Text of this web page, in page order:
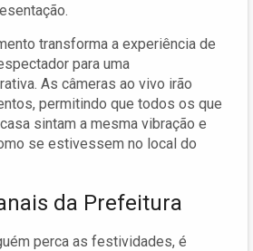
transforma a experiência de
para uma
As câmeras ao vivo irão
permitindo que todos os que
sintam a mesma vibração e
se estivessem no local do
da Prefeitura
perca as festividades, é